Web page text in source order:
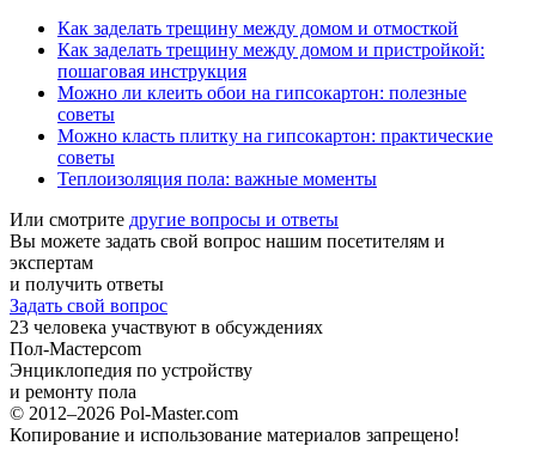
Как заделать трещину между домом и отмосткой
Как заделать трещину между домом и пристройкой:
пошаговая инструкция
Можно ли клеить обои на гипсокартон: полезные
советы
Можно класть плитку на гипсокартон: практические
советы
Теплоизоляция пола: важные моменты
Или смотрите другие вопросы и ответы
Вы можете задать свой вопрос нашим посетителям и
экспертам
и получить ответы
Задать свой вопрос
23 человека участвуют в обсуждениях
Пол-Мастерcom
Энциклопедия по устройству
и ремонту пола
© 2012–2026 Pol-Master.com
Копирование и использование материалов запрещено!